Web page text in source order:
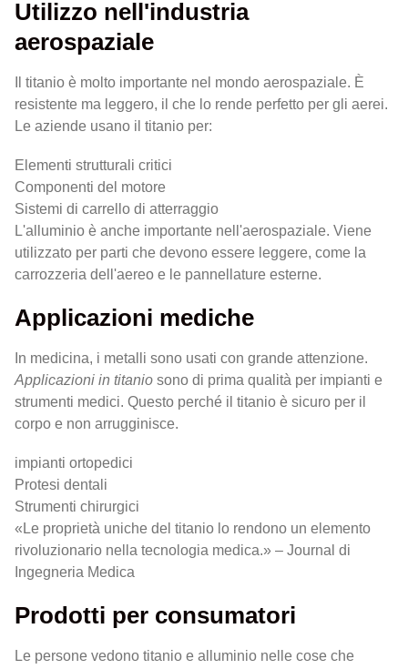
Utilizzo nell'industria
aerospaziale
Il titanio è molto importante nel mondo aerospaziale. È
resistente ma leggero, il che lo rende perfetto per gli aerei.
Le aziende usano il titanio per:
Elementi strutturali critici
Componenti del motore
Sistemi di carrello di atterraggio
L'alluminio è anche importante nell'aerospaziale. Viene
utilizzato per parti che devono essere leggere, come la
carrozzeria dell'aereo e le pannellature esterne.
Applicazioni mediche
In medicina, i metalli sono usati con grande attenzione.
Applicazioni in titanio sono di prima qualità per impianti e
strumenti medici. Questo perché il titanio è sicuro per il
corpo e non arrugginisce.
impianti ortopedici
Protesi dentali
Strumenti chirurgici
«Le proprietà uniche del titanio lo rendono un elemento
rivoluzionario nella tecnologia medica.» – Journal di
Ingegneria Medica
Prodotti per consumatori
Le persone vedono titanio e alluminio nelle cose che